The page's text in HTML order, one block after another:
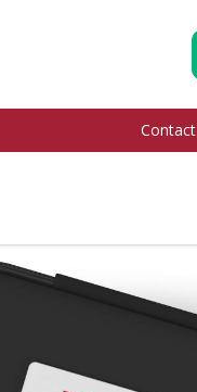
Contact